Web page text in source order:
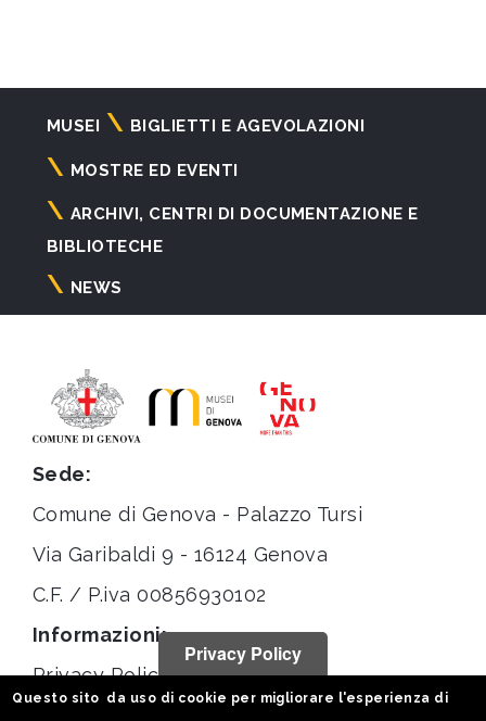
Navigazione
principale
MUSEI BIGLIETTI E AGEVOLAZIONI
MOSTRE ED EVENTI
ARCHIVI, CENTRI DI DOCUMENTAZIONE E
BIBLIOTECHE
NEWS
Sede:
Comune di Genova - Palazzo Tursi
Via Garibaldi 9 - 16124 Genova
C.F. / P.iva 00856930102
Informazioni:
Privacy Policy
Privacy Policy
Questo sito da uso di cookie per migliorare l'esperienza di